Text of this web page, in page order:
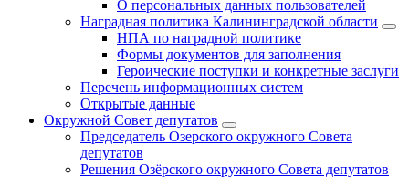
О персональных данных пользователей
Наградная политика Калининградской области
НПА по наградной политике
Формы документов для заполнения
Героические поступки и конкретные заслуги
Перечень информационных систем
Открытые данные
Окружной Совет депутатов
Председатель Озерского окружного Совета
депутатов
Решения Озёрского окружного Совета депутатов